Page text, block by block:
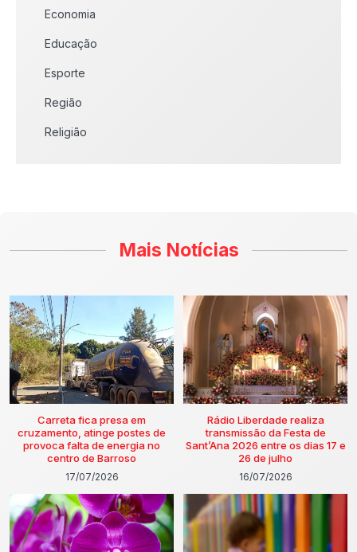
Economia
Educação
Esporte
Região
Religião
Mais Notícias
Carreta fica presa em
cruzamento, atinge postes de
provoca falta de energia no
centro de Barroso
17/07/2026
Rádio Liberdade realiza
transmissão da Festa de
Sant’Ana 2026 entre os dias 17 e
26 de julho
16/07/2026